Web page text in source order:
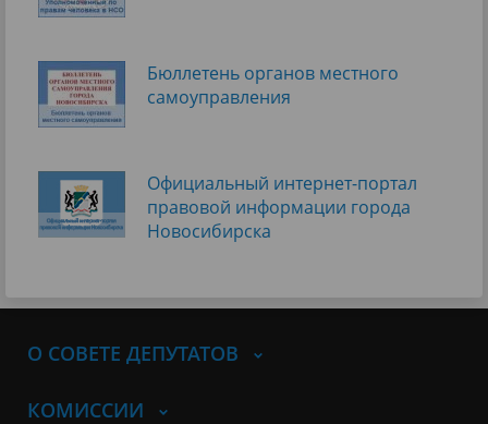
Бюллетень органов местного
самоуправления
Официальный интернет-портал
правовой информации города
Новосибирска
О СОВЕТЕ ДЕПУТАТОВ
КОМИССИИ